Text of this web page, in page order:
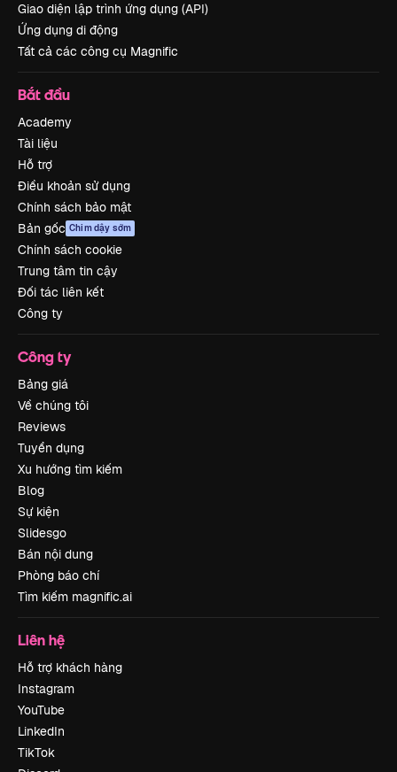
Giao diện lập trình ứng dụng (API)
Ứng dụng di động
Tất cả các công cụ Magnific
Bắt đầu
Academy
Tài liệu
Hỗ trợ
Điều khoản sử dụng
Chính sách bảo mật
Bản gốc Chim dậy sớm
Chính sách cookie
Trung tâm tin cậy
Đối tác liên kết
Công ty
Công ty
Bảng giá
Về chúng tôi
Reviews
Tuyển dụng
Xu hướng tìm kiếm
Blog
Sự kiện
Slidesgo
Bán nội dung
Phòng báo chí
Tìm kiếm magnific.ai
Liên hệ
Hỗ trợ khách hàng
Instagram
YouTube
LinkedIn
TikTok